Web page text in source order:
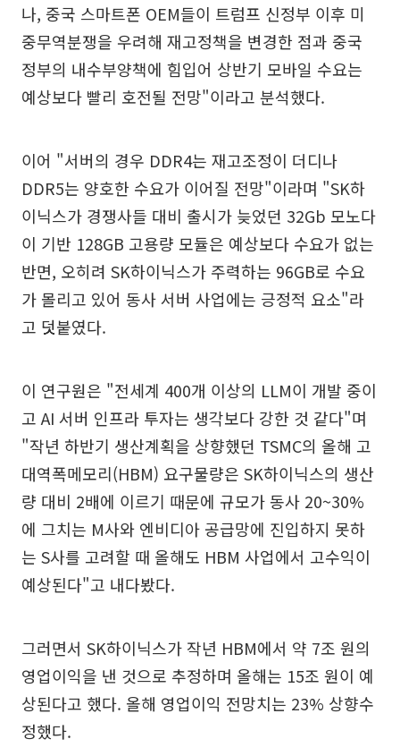
나, 중국 스마트폰 OEM들이 트럼프 신정부 이후 미
중무역분쟁을 우려해 재고정책을 변경한 점과 중국
정부의 내수부양책에 힘입어 상반기 모바일 수요는
예상보다 빨리 호전될 전망"이라고 분석했다.
이어 "서버의 경우 DDR4는 재고조정이 더디나
DDR5는 양호한 수요가 이어질 전망"이라며 "SK하
이닉스가 경쟁사들 대비 출시가 늦었던 32Gb 모노다
이 기반 128GB 고용량 모듈은 예상보다 수요가 없는
반면, 오히려 SK하이닉스가 주력하는 96GB로 수요
가 몰리고 있어 동사 서버 사업에는 긍정적 요소"라
고 덧붙였다.
이 연구원은 "전세계 400개 이상의 LLM이 개발 중이
고 AI 서버 인프라 투자는 생각보다 강한 것 같다"며
"작년 하반기 생산계획을 상향했던 TSMC의 올해 고
대역폭메모리(HBM) 요구물량은 SK하이닉스의 생산
량 대비 2배에 이르기 때문에 규모가 동사 20~30%
에 그치는 M사와 엔비디아 공급망에 진입하지 못하
는 S사를 고려할 때 올해도 HBM 사업에서 고수익이
예상된다"고 내다봤다.
그러면서 SK하이닉스가 작년 HBM에서 약 7조 원의
영업이익을 낸 것으로 추정하며 올해는 15조 원이 예
상된다고 했다. 올해 영업이익 전망치는 23% 상향수
정했다.